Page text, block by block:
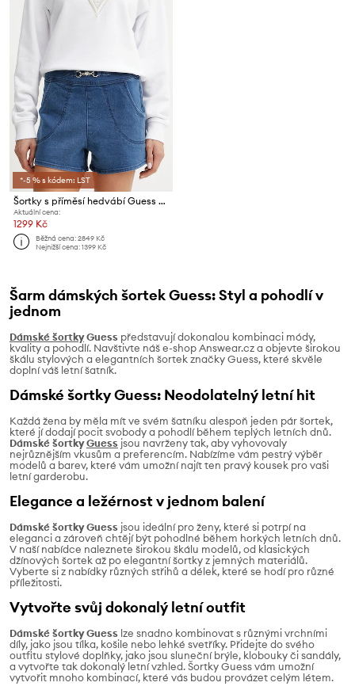
*-5 % s kódem: LST
Šortky s příměsí hedvábí Guess JEWEL
Aktuální cena:
1299 Kč
Běžná cena:2849 Kč
Nejnižší cena:1399 Kč
Šarm dámských šortek Guess: Styl a pohodlí v
jednom
Dámské šortkyGuess představují dokonalou kombinaci módy,
kvality a pohodlí. Navštivte náš e-shop Answear.cz a objevte širokou
škálu stylových a elegantních šortek značky Guess, které skvěle
doplní váš letní šatník.
Dámské šortky Guess: Neodolatelný letní hit
Každá žena by měla mít ve svém šatníku alespoň jeden pár šortek,
které jí dodají pocit svobody a pohodlí během teplých letních dnů.
Dámské šortkyGuess jsou navrženy tak, aby vyhovovaly
nejrůznějším vkusům a preferencím. Nabízíme vám pestrý výběr
modelů a barev, které vám umožní najít ten pravý kousek pro vaši
letní garderobu.
Elegance a ležérnost v jednom balení
Dámské šortky Guess jsou ideální pro ženy, které si potrpí na
eleganci a zároveň chtějí být pohodlné během horkých letních dnů.
V naší nabídce naleznete širokou škálu modelů, od klasických
džínových šortek až po elegantní šortky z jemných materiálů.
Vyberte si z nabídky různých střihů a délek, které se hodí pro různé
příležitosti.
Vytvořte svůj dokonalý letní outfit
Dámské šortky Guess lze snadno kombinovat s různými vrchními
díly, jako jsou tílka, košile nebo lehké svetříky. Přidejte do svého
outfitu stylové doplňky, jako jsou sluneční brýle, klobouky či sandály,
a vytvořte tak dokonalý letní vzhled. Šortky Guess vám umožní
vytvořit mnoho kombinací, které vás budou provázet celým létem.